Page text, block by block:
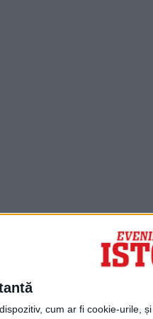
cum ar fi cookie-
Evenimentul Zilei
Doctorul Zilei
Infofinanciar